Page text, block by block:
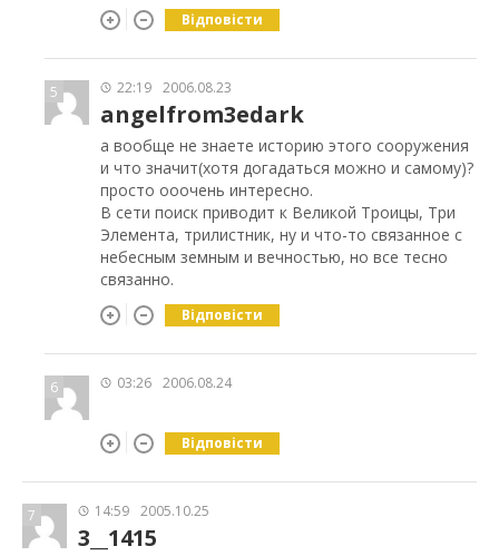
Відповісти
5 22:19 2006.08.23
angelfrom3edark
а вообще не знаете историю этого сооружения
и что значит(хотя догадаться можно и самому)?
просто ооочень интересно.
В сети поиск приводит к Великой Троицы, Три
Элемента, трилистник, ну и что-то связанное с
небесным земным и вечностью, но все тесно
связанно.
Відповісти
6 03:26 2006.08.24
Відповісти
7 14:59 2005.10.25
3__1415